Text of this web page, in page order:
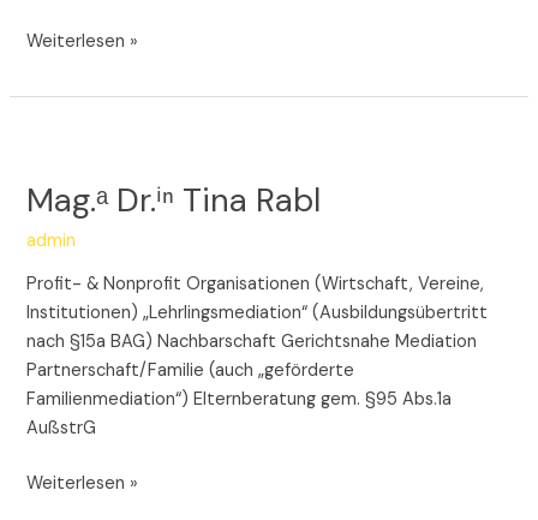
Weiterlesen »
Mag.ᵃ Dr.ⁱⁿ Tina Rabl
admin
Profit- & Nonprofit Organisationen (Wirtschaft, Vereine,
Institutionen) „Lehrlingsmediation“ (Ausbildungsübertritt
nach §15a BAG) Nachbarschaft Gerichtsnahe Mediation
Partnerschaft/Familie (auch „geförderte
Familienmediation“) Elternberatung gem. §95 Abs.1a
AußstrG
Tina
Weiterlesen »